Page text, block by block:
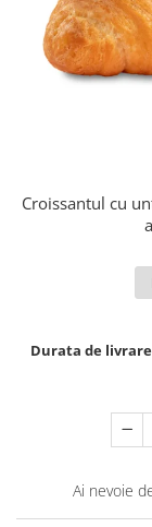
Cozonac Royal
Cozonac Mos
Cozonac Duofino
Fursecuri
Prajituri artizanale
Fursecuri cu unt
Chec cu iaurt
Checurile Royal
Croissantul cu
Durata de
Ai nevoie